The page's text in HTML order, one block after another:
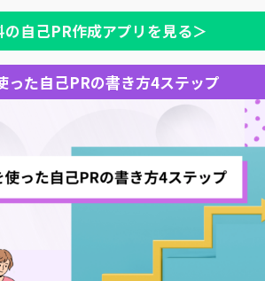
の自己PR作成アプリを見る＞
った自己PRの書き方4ステップ